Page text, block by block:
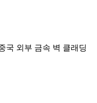
국 외부 금속 벽 클래딩